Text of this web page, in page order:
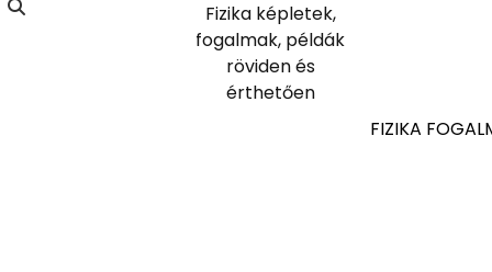
Fizika képletek,
fogalmak, példák
röviden és
érthetően
FIZIKA